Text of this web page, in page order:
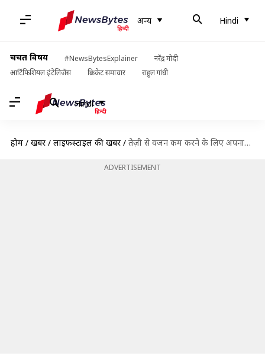
अन्य Hindi
चर्चित विषय #NewsBytesExplainer
नरेंद्र मोदी
आर्टिफिशियल इंटेलिजेंस
क्रिकेट समाचार राहुल गांधी
Hindi
होम / खबरें / लाइफस्टाइल की खबरें / तेज़ी से वजन कम करने के लिए अपनाएँ ये आसान उपाय, कम समय में दिखेगा फ़ायदा
ADVERTISEMENT